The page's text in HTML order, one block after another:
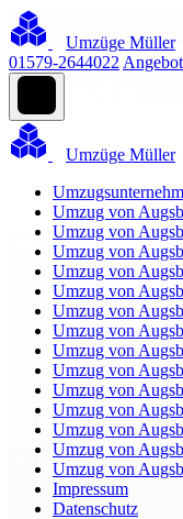
Umzüge Müller
01579-2644022
Umzüge Müller
Umzug von
Umzug von
Umzug von
Umzug von
Umzug von
Umzug von
Umzug von
Umzug von
Umzug von
Umzug von
Umzug von
Umzug von
Umzug von
Umzug von
Impressum
Datenschutz